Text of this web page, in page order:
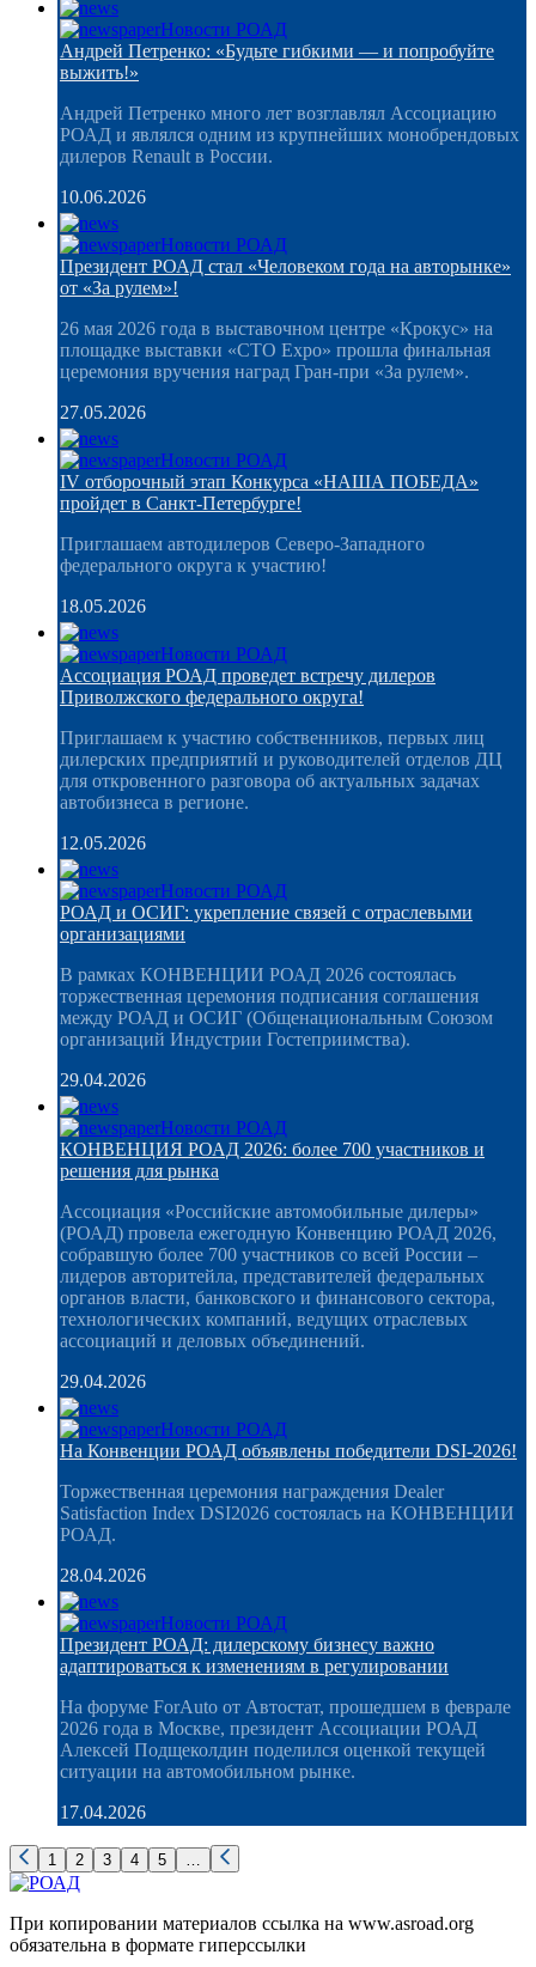
Новости РОАД
Андрей Петренко: «Будьте гибкими — и попробуйте
выжить!»
Андрей Петренко много лет возглавлял Ассоциацию
РОАД и являлся одним из крупнейших монобрендовых
дилеров Renault в России.
10.06.2026
Новости РОАД
Президент РОАД стал «Человеком года на авторынке»
от «За рулем»!
26 мая 2026 года в выставочном центре «Крокус» на
площадке выставки «СТО Expo» прошла финальная
церемония вручения наград Гран-при «За рулем».
27.05.2026
Новости РОАД
IV отборочный этап Конкурса «НАША ПОБЕДА»
пройдет в Санкт-Петербурге!
Приглашаем автодилеров Северо-Западного
федерального округа к участию!
18.05.2026
Новости РОАД
Ассоциация РОАД проведет встречу дилеров
Приволжского федерального округа!
Приглашаем к участию собственников, первых лиц
дилерских предприятий и руководителей отделов ДЦ
для откровенного разговора об актуальных задачах
автобизнеса в регионе.
12.05.2026
Новости РОАД
РОАД и ОСИГ: укрепление связей с отраслевыми
организациями
В рамках КОНВЕНЦИИ РОАД 2026 состоялась
торжественная церемония подписания соглашения
между РОАД и ОСИГ (Общенациональным Союзом
организаций Индустрии Гостеприимства).
29.04.2026
Новости РОАД
КОНВЕНЦИЯ РОАД 2026: более 700 участников и
решения для рынка
Ассоциация «Российские автомобильные дилеры»
(РОАД) провела ежегодную Конвенцию РОАД 2026,
собравшую более 700 участников со всей России –
лидеров авторитейла, представителей федеральных
органов власти, банковского и финансового сектора,
технологических компаний, ведущих отраслевых
ассоциаций и деловых объединений.
29.04.2026
Новости РОАД
На Конвенции РОАД объявлены победители DSI-2026!
Торжественная церемония награждения Dealer
Satisfaction Index DSI2026 состоялась на КОНВЕНЦИИ
РОАД.
28.04.2026
Новости РОАД
Президент РОАД: дилерскому бизнесу важно
адаптироваться к изменениям в регулировании
На форуме ForAuto от Автостат, прошедшем в феврале
2026 года в Москве, президент Ассоциации РОАД
Алексей Подщеколдин поделился оценкой текущей
ситуации на автомобильном рынке.
17.04.2026
1 2 3 4 5
При копировании материалов ссылка на www.asroad.org
обязательна в формате гиперссылки